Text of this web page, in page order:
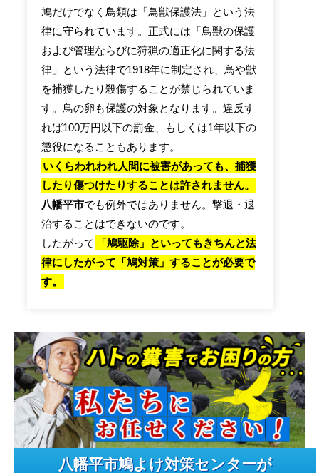
鳩だけでなく鳥類は「鳥獣保護法」という法
律に守られています。正式には「鳥獣の保護
および管理ならびに狩猟の適正化に関する法
律」という法律で1918年に制定され、鳥や獣
を捕獲したり殺傷することが禁じられていま
す。鳥の卵も保護の対象となります。違反す
れば100万円以下の罰金、もしくは1年以下の
懲役になることもあります。
いくらわれわれ人間に被害があっても、捕獲
したり傷つけたりすることは許されません。
八幡平市でも例外ではありません。撃退・退
治することはできないのです。
したがって
「鳩駆除」といってもきちんと法
律にしたがって「鳩対策」することが必要で
す。
八幡平市鳩よけ対策センターが